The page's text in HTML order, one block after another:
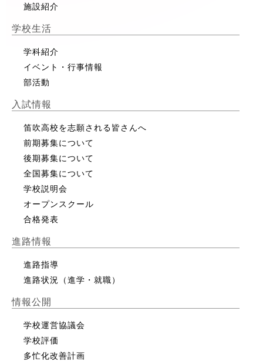
施設紹介
学校生活
学科紹介
イベント・行事情報
部活動
入試情報
笛吹高校を志願される皆さんへ
前期募集について
後期募集について
全国募集について
学校説明会
オープンスクール
合格発表
進路情報
進路指導
進路状況（進学・就職）
情報公開
学校運営協議会
学校評価
多忙化改善計画